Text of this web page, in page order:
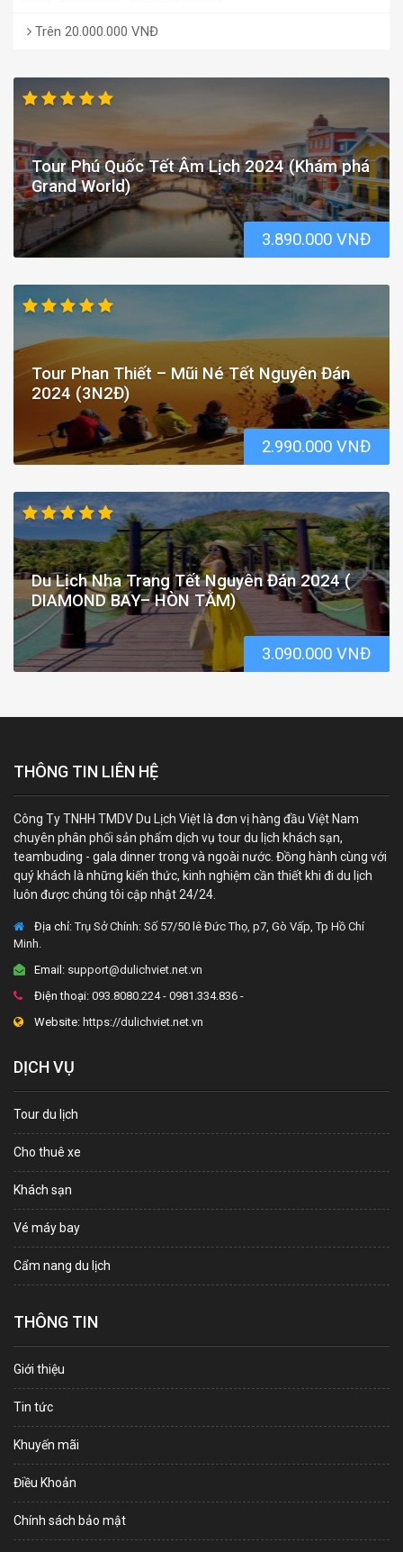
Trên 20.000.000 VNĐ
Tour Phú Quốc Tết Âm Lịch 2024 (Khám phá
Grand World)
3.890.000 VNĐ
Tour Phan Thiết – Mũi Né Tết Nguyên Đán
2024 (3N2Đ)
2.990.000 VNĐ
Du Lịch Nha Trang Tết Nguyên Đán 2024 (
DIAMOND BAY– HÒN TẰM)
3.090.000 VNĐ
THÔNG TIN LIÊN HỆ
Công Ty TNHH TMDV Du Lịch Việt là đơn vị hàng đầu Việt Nam
chuyên phân phối sản phẩm dịch vụ tour du lịch khách sạn,
teambuding - gala dinner trong và ngoài nước. Đồng hành cùng với
quý khách là những kiến thức, kinh nghiệm cần thiết khi đi du lịch
luôn được chúng tôi cập nhật 24/24.
Địa chỉ:Trụ Sở Chính: Số 57/50 lê Đức Thọ, p7, Gò Vấp, Tp Hồ Chí
Minh.
Email: support@dulichviet.net.vn
Điện thoại: 093.8080.224 - 0981.334.836 -
Website: https://dulichviet.net.vn
DỊCH VỤ
Tour du lịch
Cho thuê xe
Khách sạn
Vé máy bay
Cẩm nang du lịch
THÔNG TIN
Giới thiệu
Tin tức
Khuyến mãi
Điều Khoản
Chính sách bảo mật